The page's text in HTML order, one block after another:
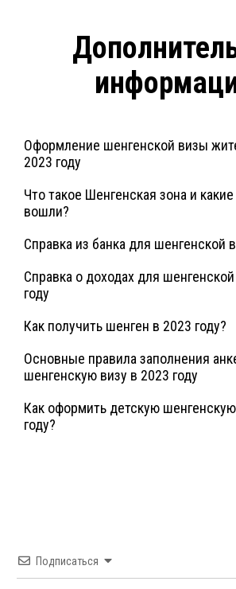
Оформление шенгенской визы
2023 году
Что такое Шенгенская зона и
вошли?
Справка из банка для шенгенской
Справка о доходах для
году
Как получить шенген в 2023 году?
Основные правила заполнения
шенгенскую визу в 2023 году
Как оформить детскую
году?
Подписаться